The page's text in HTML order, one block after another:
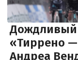
Дождливый
«Тиррено
Андреа